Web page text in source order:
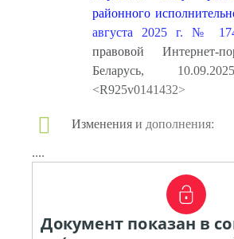
районного
августа 2025 г. №
правовой Интернет-
Беларусь,
<R925v0141432>
Изменения и дополнения:
....
Документ показан в